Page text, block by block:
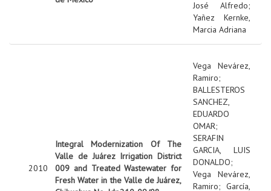
José Alfredo;
Yañez Kernke,
Marcia Adriana
2010
Integral Modernization Of The
Valle de Juárez Irrigation District
009 and Treated Wastewater for
Fresh Water in the Valle de Juárez,
Vega Nevárez,
Ramiro;
BALLESTEROS
SANCHEZ,
EDUARDO
OMAR;
SERAFIN
GARCIA, LUIS
DONALDO;
Vega Nevárez,
Ramiro; García,